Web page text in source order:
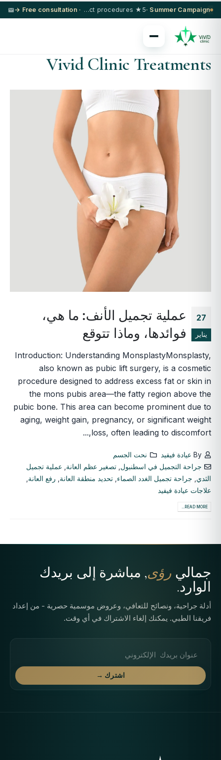
Summer Campaign ·
5★ hotel + VIP transfer on select procedures
· Free consultation →
Vivid Clinic Treatments
27
يناير
عملية تجميل الأنف: ما هي،
فوائدها، وماذا تتوقع
Introduction: Understanding MonsplastyMonsplasty,
also known as pubic lift surgery, is a cosmetic
procedure designed to address excess fat or skin in
the mons pubis area—the fatty region above the
pubic bone. This area can become prominent due to
aging, weight gain, pregnancy, or significant weight
loss, often leading to discomfort,...
By عيادة فيفيد
نحت الجسم
جراحة التجميل في اسطنبول ,تصغير عظم العانة
عملية تجميل
الثدي
جراحة تجميل الغدد الصماء تحديد منطقة العانة رفع العانة
علاجات عيادة فيفيد
READ MORE...
جمالي رؤى, مباشرة إلى بريدك
الوارد.
أدلة جراحية، ونصائح للتعافي، وعروض موسمية حصرية - من إعداد
فريقنا الطبي. يمكنك إلغاء الاشتراك في أي وقت.
اشترك →